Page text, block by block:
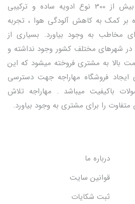
فروشگاه مهاراجه با تنوع بیش از 300 نوع ادویه ساده و ترکیبی
بر کمک به کاهش آلودگی هوا ، تجربه
مخاطب به وجود بیاورد. بسیاری از
در شهرهای مختلف کشور وجود نداشته و
بالا به مشتری فروخته میشود که این
ایجاد فروشگاه مهاراجه جهت دسترسی
باکیفیت میباشد . مهاراجه تلاش
را برای مشتری به وجود بیاورد.
درباره ما
قوانین سایت
ثبت شکایات